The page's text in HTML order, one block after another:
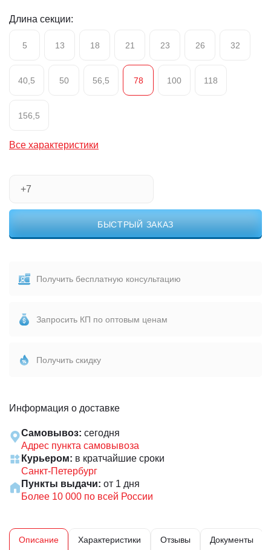
Длина секции:
5 13 18 21 23 26 32
40,5 50 56,5 78 100 118
156,5
Все характеристики
БЫСТРЫЙ ЗАКАЗ
Получить бесплатную консультацию
Запросить КП по оптовым ценам
Получить скидку
Информация о доставке
Самовывоз: сегодня
Адрес пункта самовывоза
Курьером: в кратчайшие сроки
Санкт-Петербург
Пункты выдачи: от 1 дня
Более 10 000 по всей России
Описание Характеристики Отзывы Документы